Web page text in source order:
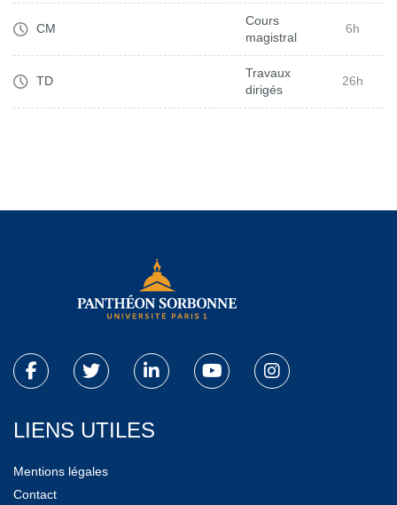
CM
Cours
magistral
6h
TD
Travaux
dirigés
26h
LIENS UTILES
Mentions légales
Contact